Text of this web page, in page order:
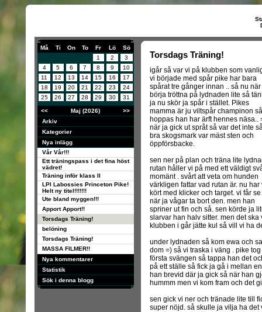
Må Ti On To Fr Lö
Sö
1
2
3
4
5 6 7 8 9
10
11
12 13 14 15 16
17
18
19 20 21 22 23
24
25
26 27 28 29 30 31
<< Maj (2026)
>>
Arkiv
Kategorier
Nya inlägg
Vår Vår!!!
Ett träningspass i det fina höst
vädret!
Träning inför klass II
LPI Labossies Princeton Pike!
Helt ny titel!!!!!!!
Ute bland myggen!!!
Apport Apport!!
Torsdags Träning!
belöning
Torsdags Träning!
MASSA FILMER!!
Nya kommentarer
Statistik
Sök i denna blogg
Torsdags Träning!
igår så var vi på klubben som
vi började med spår pike har bara
spårat tre gånger innan .. så nu
börja tröttna på lydnaden lite så
ja nu skör ja spår i stället. Pikes
mamma är ju viltspår champinon så
hoppas han har ärft hennes näsa..
när ja gick ut språt så var det inte
bra skogsmark var mäst sten och
öppförsbacke.
sen ner på plan och träna lite
rutan håller vi på med ett väldigt
momänt . svårt att veta om hunden
värkligen fattar vad rutan är. nu har
kört med klicker och target. vi får se
när ja vågar ta bort den. men han
spriner ut fin och så. sen körde ja
slarvar han halv sitter. men det
klubben i går jätte kul så vill vi ha
under lydnaden så kom ewa och
dom =) så vi traska i väng . pike
första svängen så tappa han det
på ett ställe så fick ja gå i mellan
han brevid där ja gick så när han
hummm men vi kom fram och det
sen gick vi ner och tränade lite till
super nöjd. så skulle ja vilja ha det